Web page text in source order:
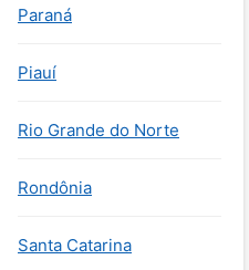
Paraná
Piauí
Rio Grande do Norte
Rondônia
Santa Catarina